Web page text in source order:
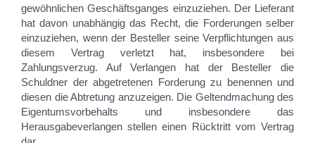
gewöhnlichen Geschäftsganges einzuziehen. Der Lieferant
hat davon unabhängig das Recht, die Forderungen selber
einzuziehen, wenn der Besteller seine Verpflichtungen aus
diesem Vertrag verletzt hat, insbesondere bei
Zahlungsverzug. Auf Verlangen hat der Besteller die
Schuldner der abgetretenen Forderung zu benennen und
diesen die Abtretung anzuzeigen. Die Geltendmachung des
Eigentumsvorbehalts und insbesondere das
Herausgabeverlangen stellen einen Rücktritt vom Vertrag